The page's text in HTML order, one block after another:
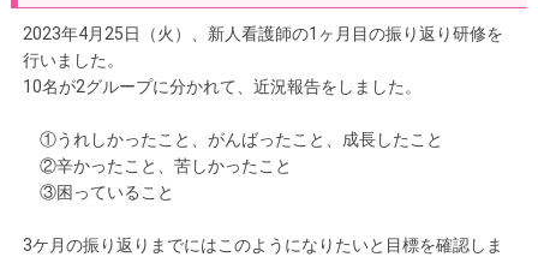
2023年4月25日（火）、新人看護師の1ヶ月目の振り返り研修を
行いました。
10名が2グループに分かれて、近況報告をしました。
①うれしかったこと、がんばったこと、成長したこと
②辛かったこと、苦しかったこと
③困っていること
3ケ月の振り返りまでにはこのようになりたいと目標を確認しま